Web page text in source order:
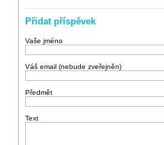
Přidat příspěvek
Vaše jméno
Váš email (nebude zveřejněn)
Předmět
Text